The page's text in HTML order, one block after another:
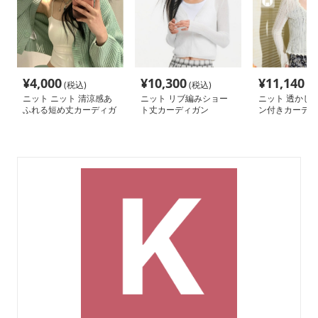
¥4,000(税込)
ニット ニット 清涼感あ
ふれる短め丈カーディガ
¥10,300(税込)
ニット リブ編みショー
ト丈カーディガン
¥11,140
ニット 透かし
ン付きカーデ